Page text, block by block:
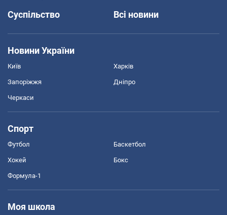
Суспільство
Всі новини
Новини України
Київ Харків
Запоріжжя Дніпро
Черкаси
Спорт
Футбол Баскетбол
Хокей Бокс
Формула-1
Моя школа